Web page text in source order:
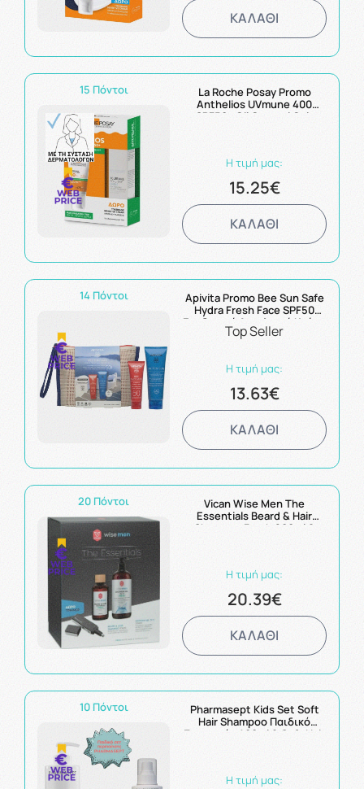
ΚΑΛΑΘΙ
15 Πόντοι
La Roche Posay Promo
Anthelios UVmune 400
SPF50+ Oil Control Gel-
Cream 15ml
Η τιμή μας:
15.25€
ΚΑΛΑΘΙ
14 Πόντοι
Apivita Promo Bee Sun Safe
Hydra Fresh Face SPF50
Ενυδατική Αντηλιακή Κρέμα
Gel Προσώπου Ελαφριάς
100ml
Top Seller
Η τιμή μας:
13.63€
ΚΑΛΑΘΙ
20 Πόντοι
Vican Wise Men The
Essentials Beard & Hair
Shampoo Fresh 200ml &
Η τιμή μας:
20.39€
ΚΑΛΑΘΙ
10 Πόντοι
Pharmasept Kids Set Soft
Hair Shampoo Παιδικό
Σαμπουάν 400ml & Soft Hair
Η τιμή μας: